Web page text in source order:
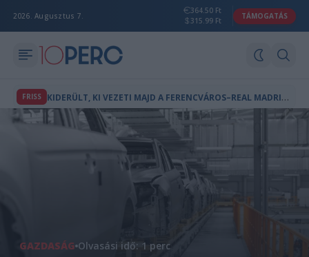
2026. Augusztus 7.
364.50 Ft
315.99 Ft
TÁMOGATÁS
FRISS K
IDERÜLT, KI VEZETI MAJD A FERENCVÁROS–REAL MADRID MÉRKŐZÉST
GAZDASÁG Olvasási idő: 1 perc